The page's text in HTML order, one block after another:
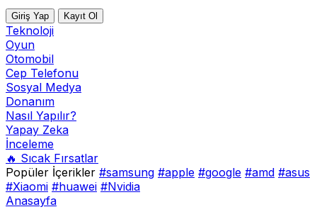
Giriş Yap Kayıt Ol
Teknoloji
Oyun
Otomobil
Cep Telefonu
Sosyal Medya
Donanım
Nasıl Yapılır?
Yapay Zeka
İnceleme
🔥 Sıcak Fırsatlar
Popüler İçerikler #samsung #apple #google #amd #asus
#Xiaomi #huawei #Nvidia
Anasayfa